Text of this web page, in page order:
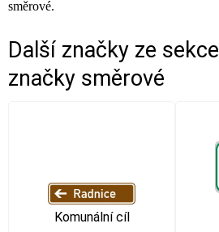
směrové.
Další značky ze sekce
značky směrové
Komunální cíl